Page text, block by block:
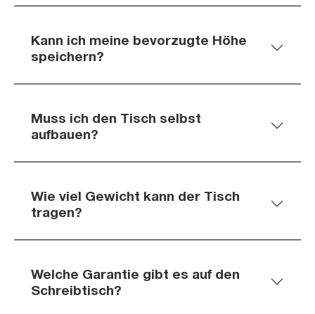
Kann ich meine bevorzugte Höhe
speichern?
Muss ich den Tisch selbst
aufbauen?
Wie viel Gewicht kann der Tisch
tragen?
Welche Garantie gibt es auf den
Schreibtisch?